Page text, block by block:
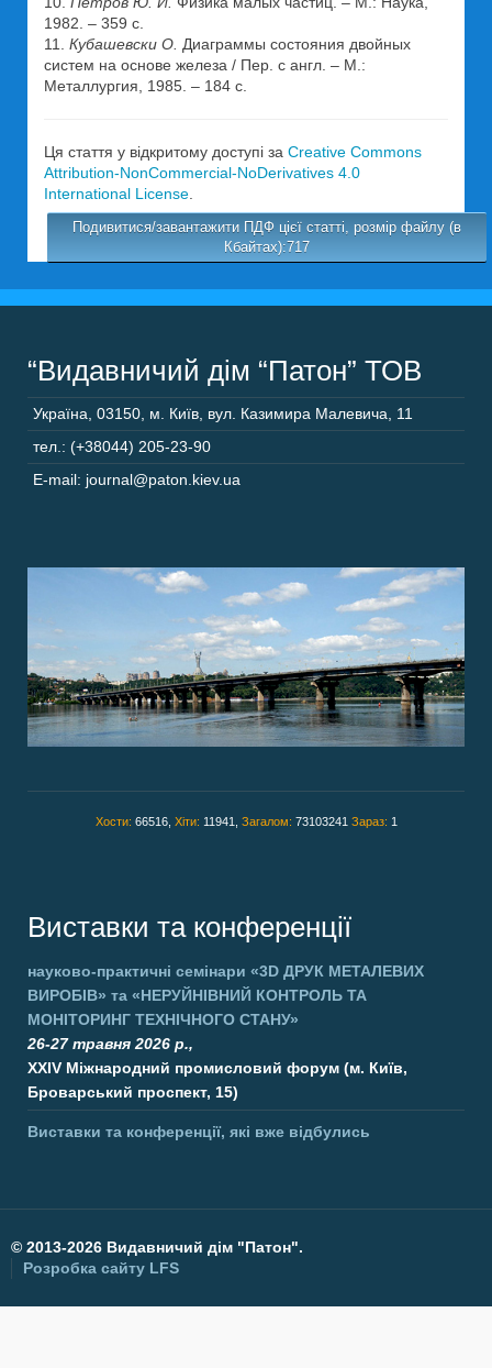
1982. – 359 с.
11. Кубашевски О. Диаграммы состояния двойных
систем на основе железа / Пер. с англ. – М.:
Металлургия, 1985. – 184 с.
Ця стаття у відкритому доступі за Creative Commons
Attribution-NonCommercial-NoDerivatives 4.0
International License
Подивитися/завантажити ПДФ цієї статті, розмір файлу (в
Кбайтах):717
“Видавничий дім “Патон” ТОВ
Україна 03150 м. Київ, вул. Казимира Малевича, 11
тел.: (+38044) 205-23-90
E-mail: journal@paton.kiev.ua
Хости: 66516, Хіти: 11941, Загалом: 73103241 Зараз: 1
Виставки та конференції
науково-практичні семінари «3D ДРУК МЕТАЛЕВИХ
ВИРОБІВ» та «НЕРУЙНІВНИЙ КОНТРОЛЬ ТА
МОНІТОРИНГ ТЕХНІЧНОГО СТАНУ»
26-27 травня 2026 р.,
XXIV Міжнародний промисловий форум (м. Київ,
Броварський проспект, 15)
Виставки та конференції, які вже відбулись
© 2013-2026 Видавничий дім "Патон".
Розробка сайту LFS